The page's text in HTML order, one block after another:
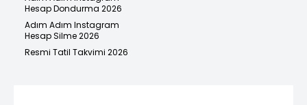
Hesap Dondurma 2026
Adım Adım Instagram
Hesap Silme 2026
Resmi Tatil Takvimi 2026